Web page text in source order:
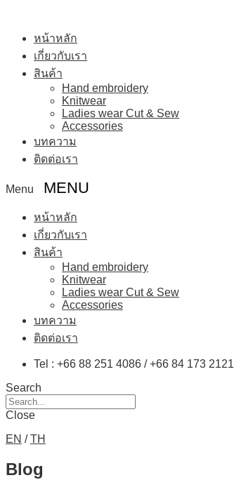
หน้าหลัก
เกี่ยวกับเรา
สินค้า
Hand embroidery
Knitwear
Ladies wear Cut & Sew
Accessories
บทความ
ติดต่อเรา
Menu
หน้าหลัก
เกี่ยวกับเรา
สินค้า
Hand embroidery
Knitwear
Ladies wear Cut & Sew
Accessories
บทความ
ติดต่อเรา
Tel : +66 88 251 4086 / +66 84 173 2121
Search
Close
EN /TH
Blog